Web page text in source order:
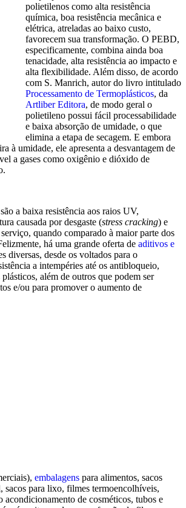
polietilenos como alta resistência
química, boa resistência mecânica e
elétrica, atreladas ao baixo custo,
favorecem sua transformação. O PEBD,
especificamente, combina ainda boa
tenacidade, alta resistência ao impacto e
alta flexibilidade. Além disso, de acordo
com S. Manrich, autor do livro intitulado
Processamento de Termoplásticos, da
Artliber Editora, de modo geral o
polietileno possui fácil processabilidade
e baixa absorção de umidade, o que
elimina a etapa de secagem. E embora
à umidade, ele apresenta a desvantagem de
a gases como oxigênio e dióxido de
a baixa resistência aos raios UV,
causada por desgaste (stress cracking) e
quando comparado à maior parte dos
há uma grande oferta de aditivos e
diversas, desde os voltados para o
a intempéries até os antibloqueio,
além de outros que podem ser
e/ou para promover o aumento de
embalagens para alimentos, sacos
sacos para lixo, filmes termoencolhíveis,
acondicionamento de cosméticos, tubos e